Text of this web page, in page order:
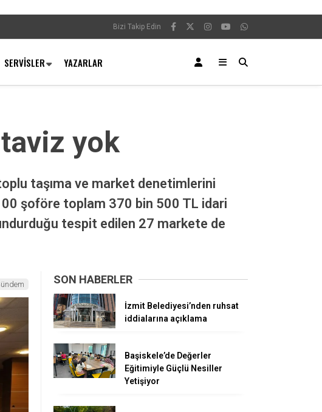
Bizi Takip Edin
SERVISLER YAZARLAR
yok
taşıma ve market denetimlerini
şoföre toplam 370 bin 500 TL idari
tespit edilen 27 markete de
SON HABERLER
İzmit Belediyesi’nden ruhsat
iddialarına açıklama
Başiskele’de Değerler
Eğitimiyle Güçlü Nesiller
Yetişiyor